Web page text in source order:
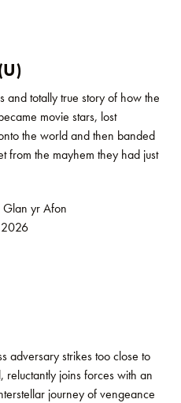
and totally true story of how the
movie stars, lost
the world and then banded
from the mayhem they had just
Glan yr Afon
2026
adversary strikes too close to
reluctantly joins forces with an
journey of vengeance